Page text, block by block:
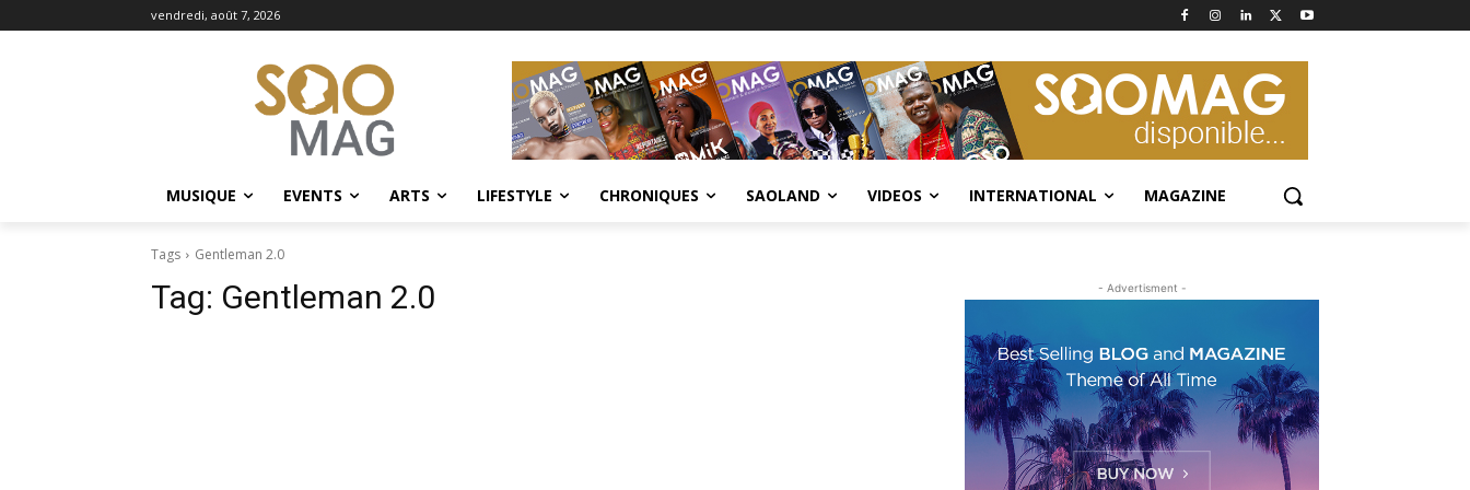
vendredi, août 7, 2026
MUSIQUE EVENTS ARTS LIFESTYLE CHRONIQUES SAOLAND VIDEOS INTERNATIONAL MAGAZINE
Tags Gentleman 2.0
Tag: Gentleman 2.0 - Advertisment -